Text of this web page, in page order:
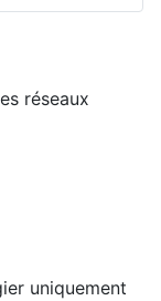
réseaux
uniquement